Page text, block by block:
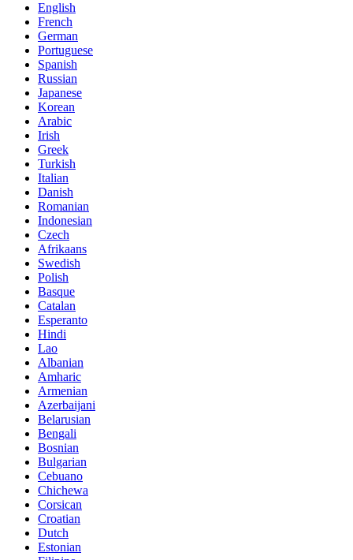
English
French
German
Portuguese
Spanish
Russian
Japanese
Korean
Arabic
Irish
Greek
Turkish
Italian
Danish
Romanian
Indonesian
Czech
Afrikaans
Swedish
Polish
Basque
Catalan
Esperanto
Hindi
Lao
Albanian
Amharic
Armenian
Azerbaijani
Belarusian
Bengali
Bosnian
Bulgarian
Cebuano
Chichewa
Corsican
Croatian
Dutch
Estonian